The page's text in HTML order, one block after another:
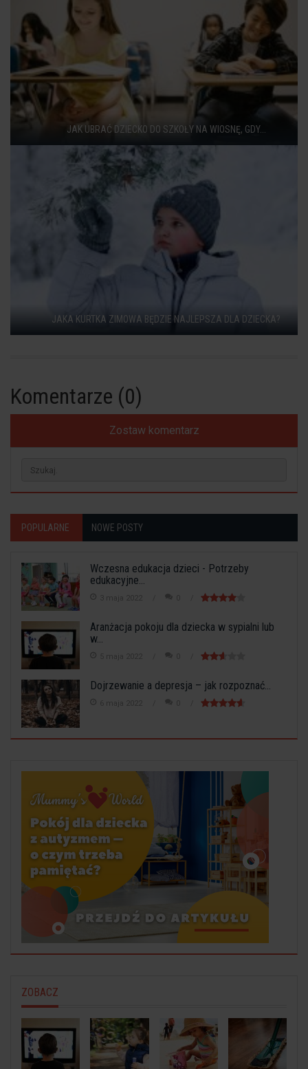
JAK UBRAĆ DZIECKO DO SZKOŁY NA WIOSNĘ, GDY...
JAKA KURTKA ZIMOWA BĘDZIE NAJLEPSZA DLA DZIECKA?
Komentarze (0)
Zostaw komentarz
POPULARNE NOWE POSTY
Wczesna edukacja dzieci - Potrzeby
edukacyjne...
3 maja 2022 0
Aranżacja pokoju dla dziecka w sypialni lub
w...
5 maja 2022 0
Dojrzewanie a depresja – jak rozpoznać...
6 maja 2022 0
ZOBACZ